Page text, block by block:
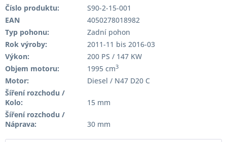
Číslo produktu:
S90-2-15-001
EAN
4050278018982
Typ pohonu:
Zadní pohon
Rok výroby:
2011-11 bis 2016-03
Výkon:
200 PS / 147 KW
Objem motoru:
1995 cm3
Motor:
Diesel / N47 D20 C
Šíření rozchodu /
Kolo:
15 mm
Šíření rozchodu /
Náprava:
30 mm